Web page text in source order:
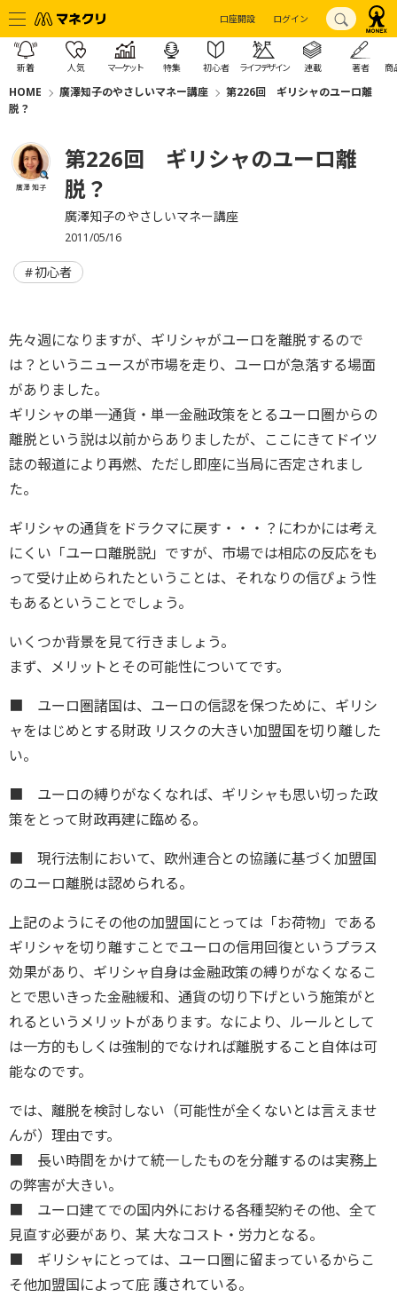
口座開設 ログイン
新着 人気 マーケット 特集 初心者 ライフデザイン 連載 著者 商
HOME 廣澤知子のやさしいマネー講座
第226回 ギリシャのユーロ離
脱？
廣澤 知子
第226回 ギリシャのユーロ離
脱？
廣澤知子のやさしいマネー講座
2011/05/16
初心者
先々週になりますが、ギリシャがユーロを離脱するので
は？というニュースが市場を走り、ユーロが急落する場面
がありました。
ギリシャの単一通貨・単一金融政策をとるユーロ圏からの
離脱という説は以前からありましたが、ここにきてドイツ
誌の報道により再燃、ただし即座に当局に否定されまし
た。
ギリシャの通貨をドラクマに戻す・・・？にわかには考え
にくい「ユーロ離脱説」ですが、市場では相応の反応をも
って受け止められたということは、それなりの信ぴょう性
もあるということでしょう。
いくつか背景を見て行きましょう。
まず、メリットとその可能性についてです。
■ ユーロ圏諸国は、ユーロの信認を保つために、ギリシ
ャをはじめとする財政 リスクの大きい加盟国を切り離した
い。
■ ユーロの縛りがなくなれば、ギリシャも思い切った政
策をとって財政再建に臨める。
■ 現行法制において、欧州連合との協議に基づく加盟国
のユーロ離脱は認められる。
上記のようにその他の加盟国にとっては「お荷物」である
ギリシャを切り離すことでユーロの信用回復というプラス
効果があり、ギリシャ自身は金融政策の縛りがなくなるこ
とで思いきった金融緩和、通貨の切り下げという施策がと
れるというメリットがあります。なにより、ルールとして
は一方的もしくは強制的でなければ離脱すること自体は可
能なのです。
では、離脱を検討しない（可能性が全くないとは言えませ
んが）理由です。
■ 長い時間をかけて統一したものを分離するのは実務上
の弊害が大きい。
■ ユーロ建てでの国内外における各種契約その他、全て
見直す必要があり、某 大なコスト・労力となる。
■ ギリシャにとっては、ユーロ圏に留まっているからこ
そ他加盟国によって庇 護されている。